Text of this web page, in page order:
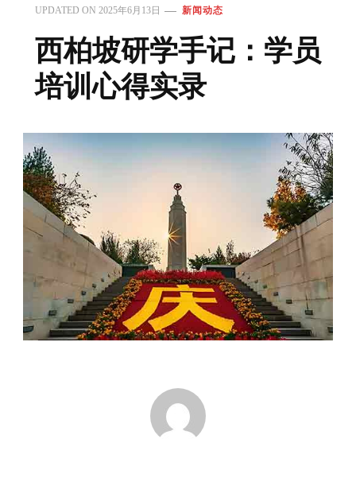
UPDATED ON 2025年6月13日 新闻动态
西柏坡研学手记：学员
培训心得实录